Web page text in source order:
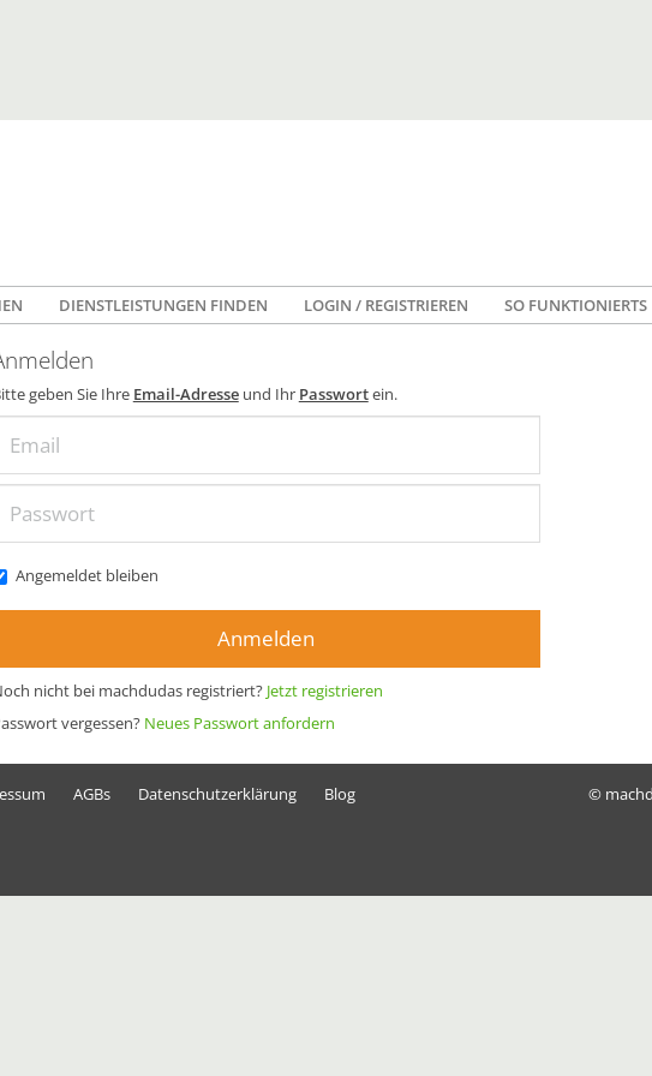
DIENSTLEISTUNGEN FINDEN LOGIN / REGISTRIEREN SO FUNKTIONIERTS
geben Sie Ihre Email-Adresseund Ihr Passwortein.
Angemeldet bleiben
Anmelden
nicht bei machdudas registriert? Jetzt registrieren
vergessen? Neues Passwort anfordern
AGBs Datenschutzerklärung Blog ©